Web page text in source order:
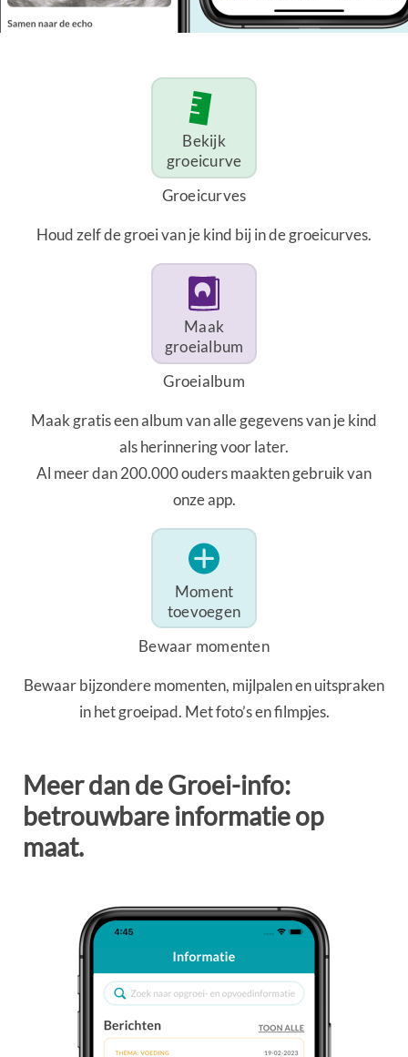
Bekijk
groeicurve
Groeicurves
Houd zelf de groei van je kind bij in de groeicurves.
Maak
groeialbum
Groeialbum
Maak gratis een album van alle gegevens van je kind
als herinnering voor later.
Al meer dan 200.000 ouders maakten gebruik van
onze app.
Moment
toevoegen
Bewaar momenten
Bewaar bijzondere momenten, mijlpalen en uitspraken
in het groeipad. Met foto’s en filmpjes.
Meer dan de Groei-info:
betrouwbare informatie op
maat.